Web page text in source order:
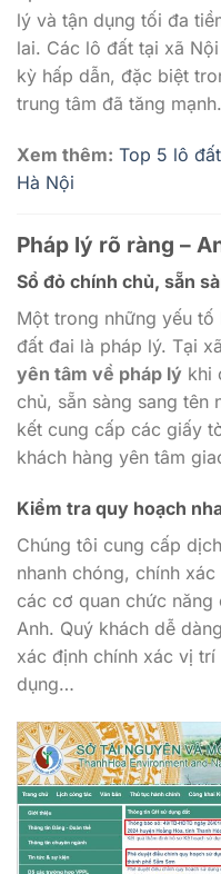
lý và tận dụng tối đa
lai. Các lô đất tại xã
kỳ hấp dẫn, đặc biệt
trung tâm đã tăng mạnh.
Xem thêm: Top 5 lô
Hà Nội
Pháp lý rõ ràng –
Sổ đỏ chính chủ, sẵn
Một trong những yếu
đất đai là pháp lý. Tại
yên tâm về pháp lý khi
chủ, sẵn sàng sang tên
kết cung cấp các giấy
khách hàng yên tâm
Kiểm tra quy hoạch
Chúng tôi cung cấp
nhanh chóng, chính
các cơ quan chức
Anh. Quý khách dễ
xác định chính xác vị
dụng…